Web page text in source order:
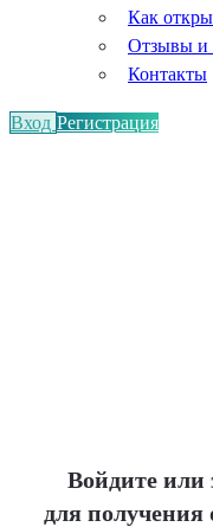
Как
Отзывы и
Контакты
Вход Регистрация
Войдите или
для получения